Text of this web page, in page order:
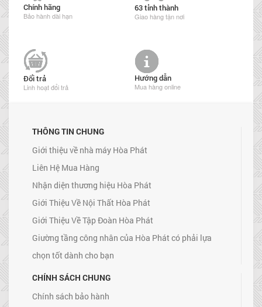
Chính hãng
Bảo hành dài hạn
63 tỉnh thành
Giao hàng tận nơi
Đổi trả
Linh hoạt đổi trả
Hướng dẫn
Mua hàng online
THÔNG TIN CHUNG
Giới thiệu về nhà máy Hòa Phát
Liên Hệ Mua Hàng
Nhận diện thương hiệu Hòa Phát
Giới Thiệu Về Nội Thất Hòa Phát
Giới Thiệu Về Tập Đoàn Hòa Phát
Giường tầng công nhân của Hòa Phát có phải lựa
chọn tốt dành cho bạn
CHÍNH SÁCH CHUNG
Chính sách bảo hành